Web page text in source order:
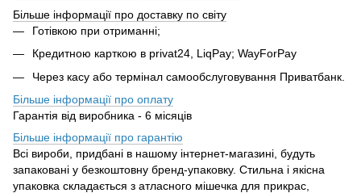
Більше інформації про доставку по світу
Готівкою при отриманні;
Кредитною карткою в privat24, LiqPay; WayForPay
Через касу або термінал самообслуговування Приватбанк.
Більше інформації про оплату
Гарантія від виробника - 6 місяців
Більше інформації про гарантію
Всі вироби, придбані в нашому інтернет-магазині, будуть
запаковані у безкоштовну бренд-упаковку. Стильна і якісна
упаковка складається з атласного мішечка для прикрас,